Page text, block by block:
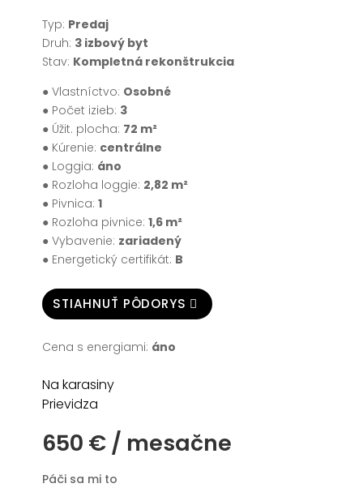
b
y
O
n
á
s
K
o
n
t
a
k
t
Typ: Predaj
Druh: 3 izbový byt
Stav: Kompletná rekonštrukcia
● Vlastníctvo: Osobné
● Počet izieb: 3
● Úžit. plocha: 72 m²
● Kúrenie: centrálne
● Loggia: áno
● Rozloha loggie: 2,82 m²
● Pivnica:1
● Rozloha pivnice:1,6 m²
● Vybavenie: zariadený
● Energetický certifikát: B
STIAHNUŤ PÔDORYS
Cena s energiami: áno
Na karasiny
Prievidza
650 € / mesačne
Páči sa mi to